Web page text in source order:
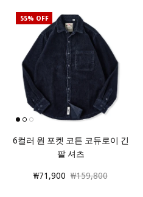
55% OFF
6컬러 원 포켓 코튼 코듀로이 긴
팔 셔츠
₩71,900 ₩159,800